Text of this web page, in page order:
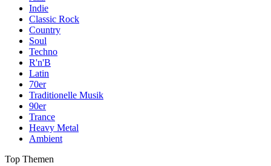
Indie
Classic Rock
Country
Soul
Techno
R'n'B
Latin
70er
Traditionelle Musik
90er
Trance
Heavy Metal
Ambient
Top Themen